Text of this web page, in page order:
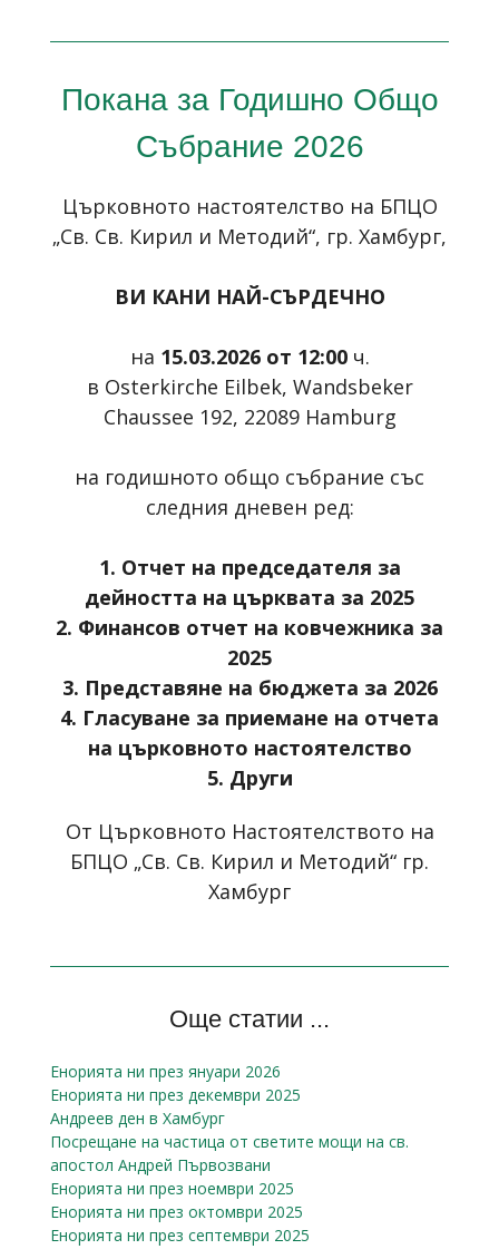
Покана за Годишно Общо
Събрание 2026
Църковното настоятелство на БПЦО
„Св. Св. Кирил и Методий“, гр. Хамбург,
ВИ КАНИ НАЙ-СЪРДЕЧНО
на 15.03.2026 от 12:00ч.
в Osterkirche Eilbek, Wandsbeker
Chaussee 192, 22089 Hamburg
на годишното общо събрание със
следния дневен ред:
1. Отчет на председателя за
дейността на църквата за 2025
2. Финансов отчет на ковчежника за
2025
3. Представяне на бюджета за 2026
4. Гласуване за приемане на отчета
на църковното настоятелство
5. Други
От Църковното Настоятелството на
БПЦО „Св. Св. Кирил и Методий“ гр.
Хамбург
Още статии ...
Енорията ни през януари 2026
Енорията ни през декември 2025
Андреев ден в Хамбург
Посрещане на частица от светите мощи на св.
апостол Андрей Първозвани
Енорията ни през ноември 2025
Енорията ни през октомври 2025
Енорията ни през септември 2025